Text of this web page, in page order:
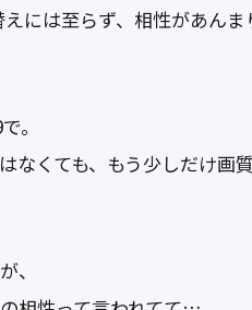
には至らず、相性があんま
。
なくても、もう少しだけ画
、